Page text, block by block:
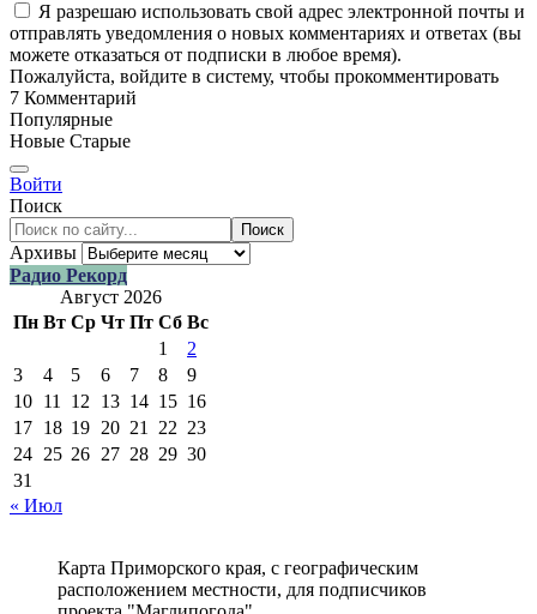
Я разрешаю использовать свой адрес электронной почты и
отправлять уведомления о новых комментариях и ответах (вы
можете отказаться от подписки в любое время).
Пожалуйста, войдите в систему, чтобы прокомментировать
7 Комментарий
Популярные
Новые Старые
Войти
Поиск
Поиск
Архивы
Радио Рекорд
Август 2026
Пн Вт Ср Чт Пт Сб Вс
1
2
3
4 5 6 7 8
9
10 11 12 13 14 15 16
17 18 19 20 21 22 23
24 25 26 27 28 29 30
31
« Июл
Карта Приморского края, с географическим
расположением местности, для подписчиков